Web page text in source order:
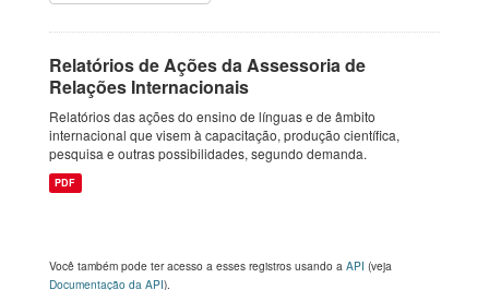
Relatórios de Ações da Assessoria de
Relações Internacionais
Relatórios das ações do ensino de línguas e de âmbito
internacional que visem à capacitação, produção científica,
pesquisa e outras possibilidades, segundo demanda.
PDF
Você também pode ter acesso a esses registros usando a API (veja
Documentação da API).